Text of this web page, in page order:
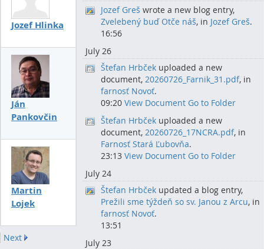
Jozef Hlinka
Ján
Pankovčin
Martin
Lojek
Next
Jozef Greš wrote a new blog entry,
Zvelebený buď Otče náš, in Jozef Greš.
16:56
July 26
Štefan Hrbček uploaded a new
document, 20260726_Farnik_31.pdf, in
farnosť Novoť.
09:20 View Document Go to Folder
Štefan Hrbček uploaded a new
document, 20260726_17NCRA.pdf, in
Farnosť Stará Ľubovňa.
23:13 View Document Go to Folder
July 24
Štefan Hrbček updated a blog entry,
Prežili sme týždeň so sv. Janou z Arcu, in
farnosť Novoť.
13:51
July 23